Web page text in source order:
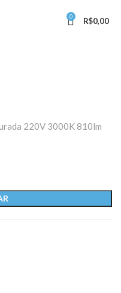
0 R$0,00
220V 3000K 810lm